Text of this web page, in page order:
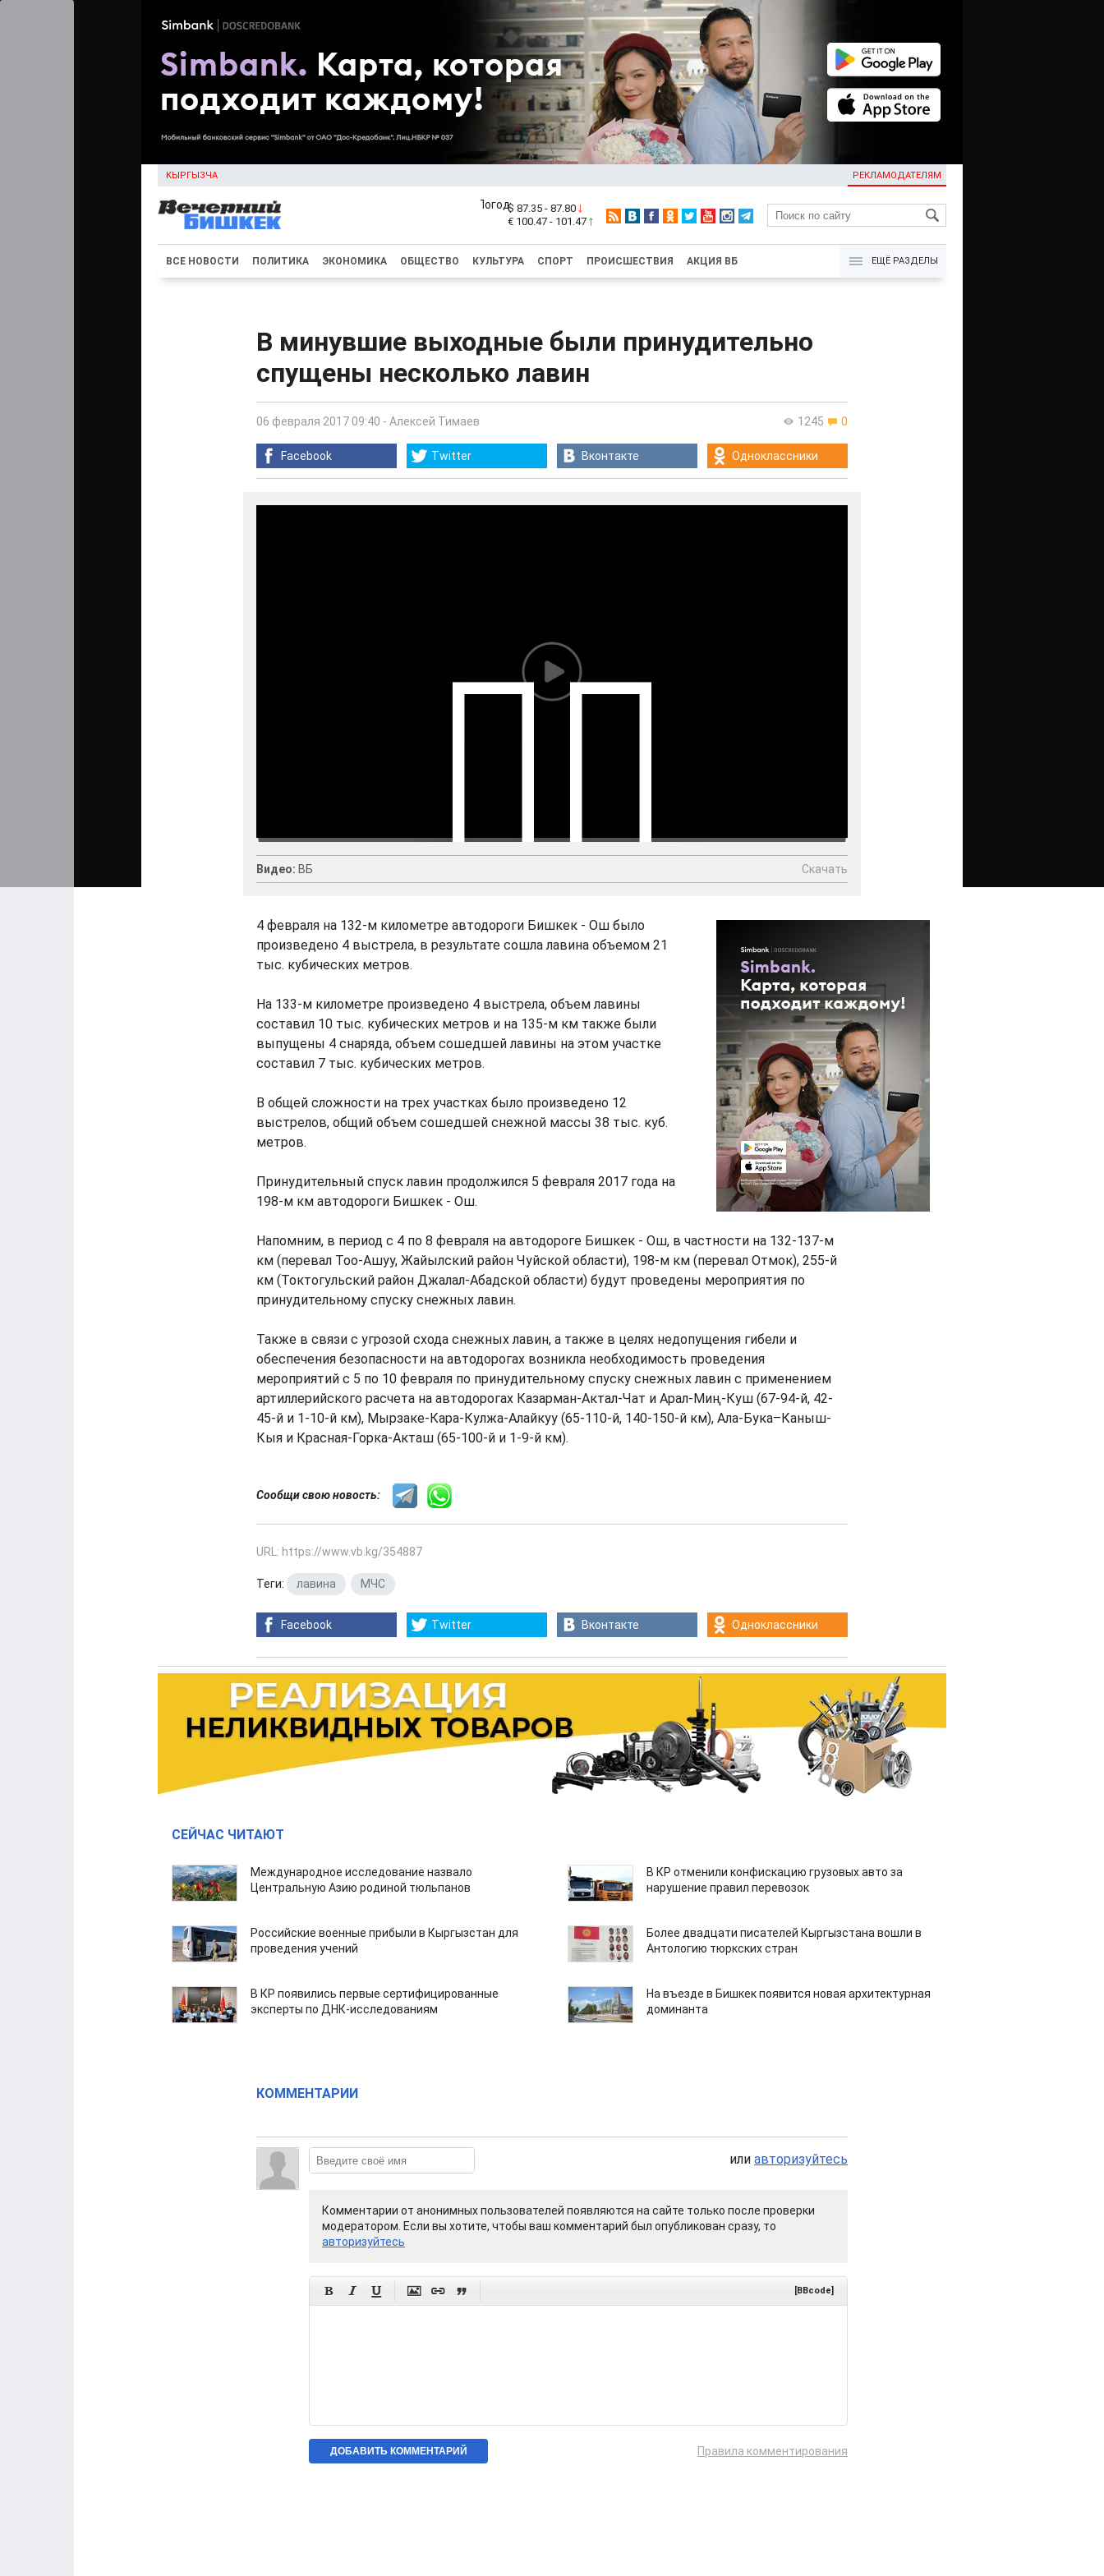
КЫРГЫЗЧА РЕКЛАМОДАТЕЛЯМ
KG
$ 87.35 - 87.80
€ 100.47 - 101.47
ВСЕ НОВОСТИ ПОЛИТИКА ЭКОНОМИКА ОБЩЕСТВО КУЛЬТУРА СПОРТ ПРОИСШЕСТВИЯ АКЦИЯ ВБ ЕЩЁ РАЗДЕЛЫ
В минувшие выходные были принудительно
спущены несколько лавин
1245 0
06 февраля 2017 09:40 - Алексей Тимаев
Facebook Twitter Вконтакте Одноклассники
Видео: ВБ Скачать
4 февраля на 132-м километре автодороги Бишкек - Ош было
произведено 4 выстрела, в результате сошла лавина объемом 21
тыс. кубических метров.
На 133-м километре произведено 4 выстрела, объем лавины
составил 10 тыс. кубических метров и на 135-м км также были
выпущены 4 снаряда, объем сошедшей лавины на этом участке
составил 7 тыс. кубических метров.
В общей сложности на трех участках было произведено 12
выстрелов, общий объем сошедшей снежной массы 38 тыс. куб.
метров.
Принудительный спуск лавин продолжился 5 февраля 2017 года на
198-м км автодороги Бишкек - Ош.
Напомним, в период с 4 по 8 февраля на автодороге Бишкек - Ош, в частности на 132-137-м
км (перевал Тоо-Ашуу, Жайылский район Чуйской области), 198-м км (перевал Отмок), 255-й
км (Токтогульский район Джалал-Абадской области) будут проведены мероприятия по
принудительному спуску снежных лавин.
Также в связи с угрозой схода снежных лавин, а также в целях недопущения гибели и
обеспечения безопасности на автодорогах возникла необходимость проведения
мероприятий с 5 по 10 февраля по принудительному спуску снежных лавин с применением
артиллерийского расчета на автодорогах Казарман-Актал-Чат и Арал-Миң-Куш (67-94-й, 42-
45-й и 1-10-й км), Мырзаке-Кара-Кулжа-Алайкуу (65-110-й, 140-150-й км), Ала-Бука–Каныш-
Кыя и Красная-Горка-Акташ (65-100-й и 1-9-й км).
Сообщи свою новость:
URL: https://www.vb.kg/354887
Теги: лавина МЧС
Facebook Twitter Вконтакте Одноклассники
СЕЙЧАС ЧИТАЮТ
Международное исследование назвало
Центральную Азию родиной тюльпанов
В КР отменили конфискацию грузовых авто за
нарушение правил перевозок
Российские военные прибыли в Кыргызстан для
проведения учений
Более двадцати писателей Кыргызстана вошли в
Антологию тюркских стран
В КР появились первые сертифицированные
эксперты по ДНК-исследованиям
На въезде в Бишкек появится новая архитектурная
доминанта
КОММЕНТАРИИ
или авторизуйтесь
Комментарии от анонимных пользователей появляются на сайте только после проверки
модератором. Если вы хотите, чтобы ваш комментарий был опубликован сразу, то
авторизуйтесь
      [BBcode]
Правила комментирования